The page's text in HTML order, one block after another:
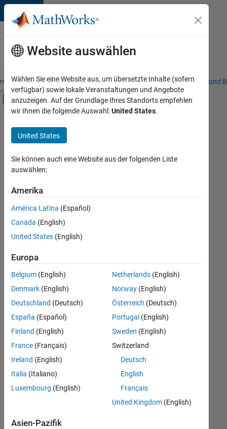
Weiter zum Inhalt
Karriere
bei
MathWorks
– Übersicht Stellensuche Niederlassungen Studierende und
Umschaltung für Off-Canvas-
Hauptinhalt
Quality Engineering
Software Process Engineering
Web Applications and Services
+2
Derzeit
es
keine
offenen
Stellen,
Ihren
Suchkriterien
entsprechen.
können
die
Suchkriterien
weiter
fassen
oder
alle
Stellenangebote
anzeigen .
noch
Website auswählen
Wählen Sie eine Website aus, um übersetzte Inhalte (sofern
verfügbar) sowie lokale Veranstaltungen und Angebote
anzuzeigen. Auf der Grundlage Ihres Standorts empfehlen
wir Ihnen die folgende Auswahl:United States.
United States
Sie können auch eine Website aus der folgenden Liste
auswählen:
Amerika
América Latina (Español)
Canada (English)
United States (English)
Europa
Belgium (English)
Denmark (English)
Deutschland (Deutsch)
España (Español)
Finland (English)
France (Français)
Ireland (English)
Italia (Italiano)
Luxembourg (English)
Netherlands(English)
Norway(English)
Österreich (Deutsch)
Portugal (English)
Sweden (English)
Switzerland
Deutsch
English
Français
United Kingdom(English)
Asien-Pazifik